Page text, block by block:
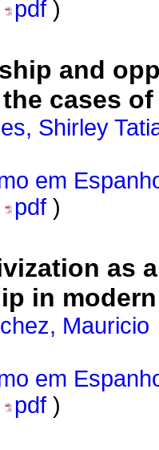
pdf )
and
cases
Shirley
em
pdf )
as
in
Mauricio
em
pdf )